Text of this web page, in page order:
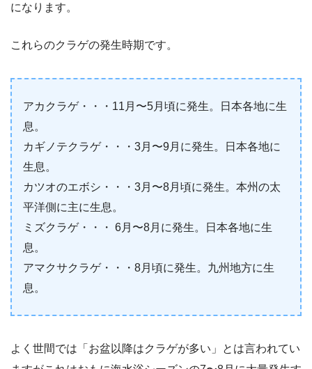
になります。
これらのクラゲの発生時期です。
アカクラゲ・・・11月〜5月頃に発生。日本各地に生
息。
カギノテクラゲ・・・3月〜9月に発生。日本各地に
生息。
カツオのエボシ・・・3月〜8月頃に発生。本州の太
平洋側に主に生息。
ミズクラゲ・・・ 6月〜8月に発生。日本各地に生
息。
アマクサクラゲ・・・8月頃に発生。九州地方に生
息。
よく世間では「お盆以降はクラゲが多い」とは言われてい